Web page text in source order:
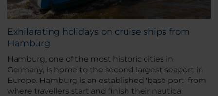
Exhilarating holidays on cruise ships from
Hamburg
Hamburg, one of the most historic cities in
Germany, is home to the second largest seaport in
Europe. Hamburg is an established 'base port' from
where travellers start and finish their nautical